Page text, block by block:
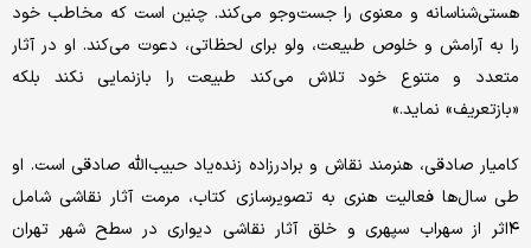
هستی‌شناسانه و معنوی را جست‌وجو می‌کند. چنین است که مخاطب خود
را به آرامش و خلوص طبیعت، ولو برای لحظاتی، دعوت می‌کند. او در آثار
متعدد و متنوع خود تلاش می‌کند طبیعت را بازنمایی نکند بلکه
«بازتعریف» نماید.»
کامیار صادقی، هنرمند نقاش و برادرزاده زنده‌یاد حبیب‌الله صادقی است. او
طی سال‌ها فعالیت هنری به تصویرسازی کتاب، مرمت آثار نقاشی شامل
۴اثر از سهراب سپهری و خلق آثار نقاشی دیواری در سطح شهر تهران